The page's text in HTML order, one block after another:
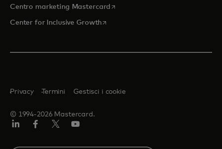
Centro marketing Mastercard si apre in una nuova scheda
Center for Inclusive Growthsi apre in una nuova scheda
© 1994-2026 Mastercard.
Privacy Termini Gestisci i cookie